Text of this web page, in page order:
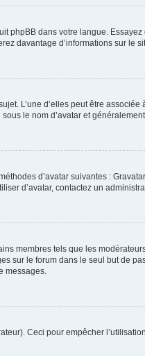
phpBB dans votre langue.
davantage d’informations sur le
L’une d’elles peut être
le nom d’avatar et
d’avatar suivantes :
d’avatar, contactez un
membres tels que les
sur le forum dans le seul but de
messages.
Ceci pour empêcher